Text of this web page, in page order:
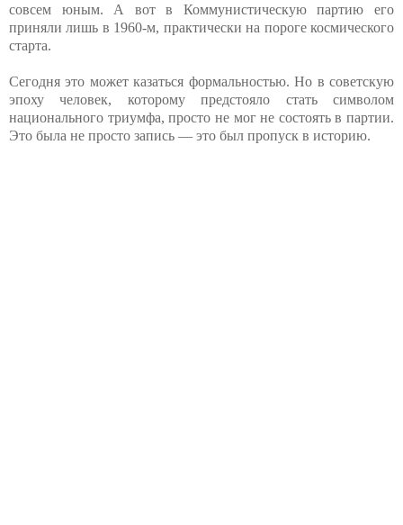
совсем юным. А вот в Коммунистическую партию его
приняли лишь в 1960-м, практически на пороге космического
старта.
Сегодня это может казаться формальностью. Но в советскую
эпоху человек, которому предстояло стать символом
национального триумфа, просто не мог не состоять в партии.
Это была не просто запись — это был пропуск в историю.